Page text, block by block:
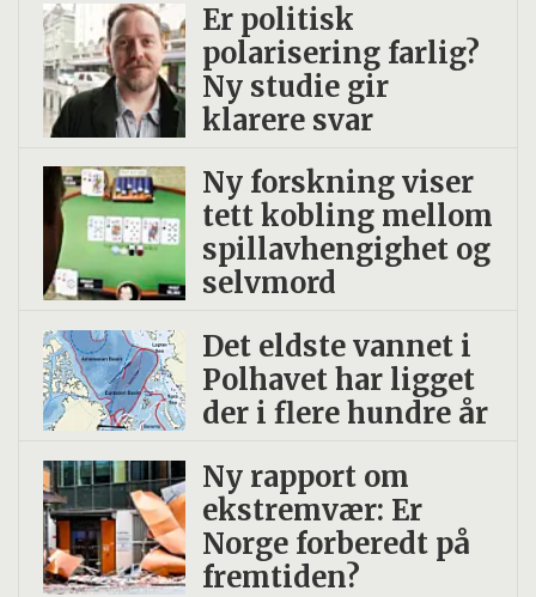
Er politisk
polarisering farlig?
Ny studie gir
klarere svar
Ny forskning viser
tett kobling mellom
spillavhengighet og
selvmord
Det eldste vannet i
Polhavet har ligget
der i flere hundre år
Ny rapport om
ekstremvær: Er
Norge forberedt på
fremtiden?